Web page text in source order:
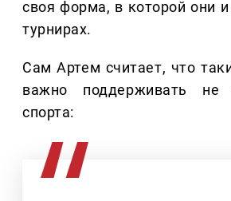
своя форма, в которой они
турнирах.
Сам Артем считает, что
важно поддерживать не
спорта: